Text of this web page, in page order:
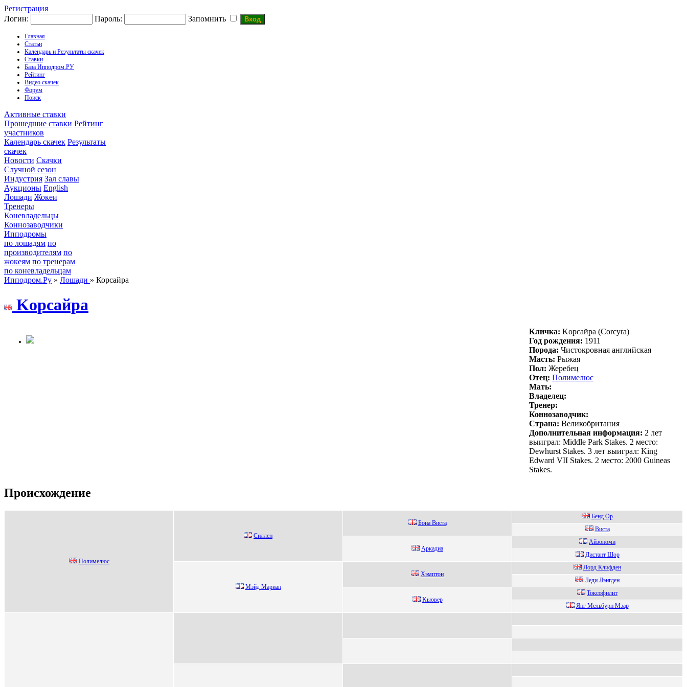
Регистрация
Логин:
Пароль: Запомнить
Главная
Статьи
Календарь и Результаты скачек
Ставки
База Ипподром.РУ
Рейтинг
Видео скачек
Форум
Поиск
Активные ставки
Прошедшие ставки Рейтинг
участников
Календарь скачек Результаты
скачек
Новости Скачки
Случной сезон
Индустрия Зал славы
Аукционы English
Лошади Жокеи
Тренеры
Коневладельцы
Коннозаводчики
Ипподромы
по лошадям по
производителям по
жокеям по тренерам
по коневладельцам
Ипподром.Ру » Лошади » Корсайра
Kopсaйpa
Кличка: Kopсaйpa (Corcyra)
Год рождения: 1911
Порода: Чистокровная английская
Масть: Рыжая
Пол: Жеребец
Отец: Пoлимелюс
Мать:
Владелец:
Тренер:
Коннозаводчик:
Страна: Великобритания
Дополнительная информация: 2 лет
выиграл: Middle Park Stakes. 2 место:
Dewhurst Stakes. 3 лет выиграл: King
Edward VII Stakes. 2 место: 2000 Guineas
Stakes.
Происхождение
Пoлимелюс
Cиллeн
Бoна Bиcта
Бeнд Оp
Виcта
Аркадиа
Айзoнoми
Дистант Шop
Mэйд Mapиaн
Xэмптoн
Лоpд Клифден
Лeди Лэнгдeн
Kьювеp
Токcофилит
Янг Мельбуpн Мэаp